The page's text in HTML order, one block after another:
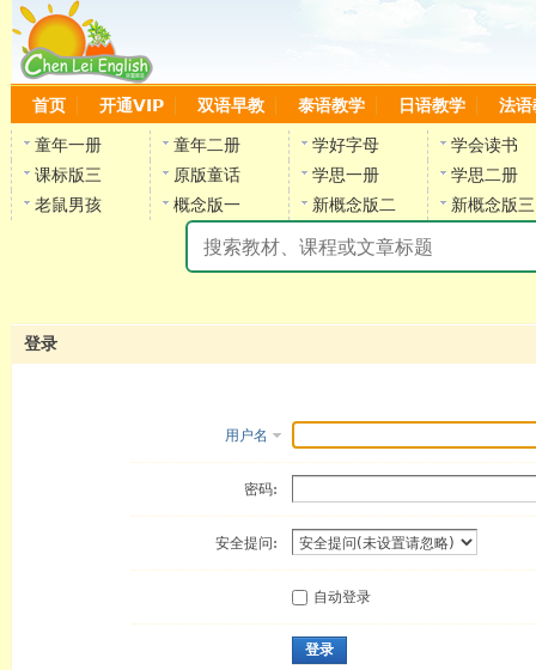
首页 开通VIP 双语早教 泰语教学 日语教学 法语
童年一册 童年二册 学好字母
学会读书
课标版三
原版童话 学思一册
学思二册
老鼠男孩
概念版一 新概念版二 新概念版三
登录
用户名
密码:
安全提问:
自动登录
登录